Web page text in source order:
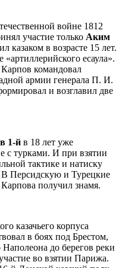
войне 1812
участие только Аким
казаком в возрасте 15 лет.
есаула».
командовал
армии генерала П. И.
и возглавил две
1-й в 18 лет уже
с турками. И при взятии
тактике и натиску
В Персидскую и Турецкие
получил знамя.
казачьего корпуса
в боях под Брестом,
до берегов реки
во взятии Парижа.